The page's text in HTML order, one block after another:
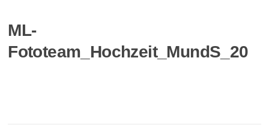
ML-
Fototeam_Hochzeit_MundS_20